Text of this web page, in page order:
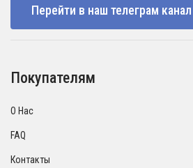
Перейти в наш телеграм канал
Покупателям
О Нас
FAQ
Контакты